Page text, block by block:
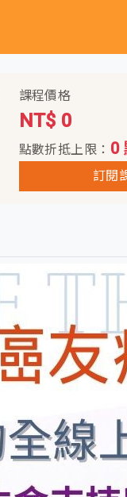
課程價格
NT$ 0
點數折抵上限： 0
訂閱